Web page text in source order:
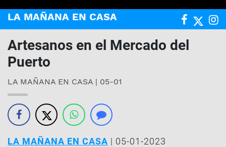
LA MAÑANA EN CASA
Artesanos en el Mercado del
Puerto
LA MAÑANA EN CASA | 05-01
LA MAÑANA EN CASA | 05-01-2023